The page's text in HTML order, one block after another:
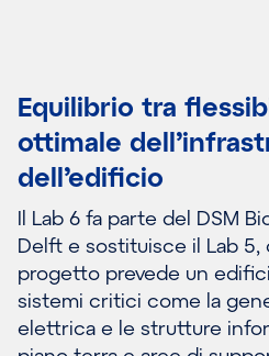
Equilibrio tra
ottimale
dell’edificio
Il Lab 6 fa parte del DSM
Delft e sostituisce il Lab 5,
progetto prevede un
sistemi critici come la
elettrica e le strutture